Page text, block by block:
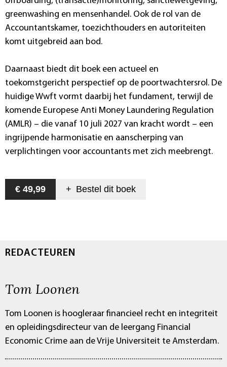
greenwashing en mensenhandel. Ook de rol van de
Accountantskamer, toezichthouders en autoriteiten
komt uitgebreid aan bod.
Daarnaast biedt dit boek een actueel en
toekomstgericht perspectief op de poortwachtersrol. De
huidige Wwft vormt daarbij het fundament, terwijl de
komende Europese Anti Money Laundering Regulation
(AMLR) – die vanaf 10 juli 2027 van kracht wordt – een
ingrijpende harmonisatie en aanscherping van
verplichtingen voor accountants met zich meebrengt.
€ 49,99 + Bestel dit boek
REDACTEUREN
Tom Loonen
Tom Loonen is hoogleraar financieel recht en integriteit
en opleidingsdirecteur van de leergang Financial
Economic Crime aan de Vrije Universiteit te Amsterdam.